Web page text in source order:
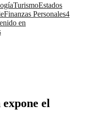
TurismoEstados
Finanzas Personales4
en
el